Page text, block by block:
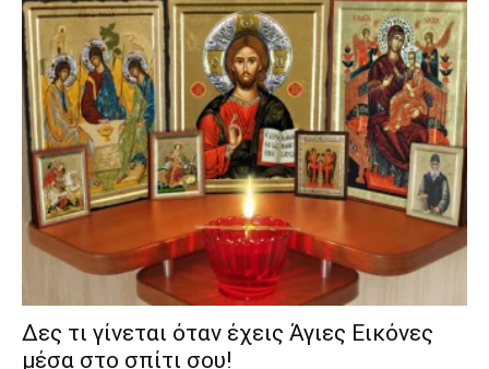
Δες τι γίνεται όταν έχεις Άγιες Εικόνες
μέσα στο σπίτι σου!